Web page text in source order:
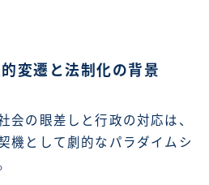
変遷と法制化の背景
の眼差しと行政の対応は、
機として劇的なパラダイムシ